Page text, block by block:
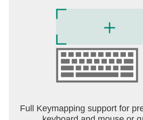
Full Keymapping support for